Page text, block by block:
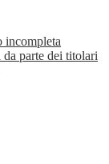
incompleta
parte dei titolari